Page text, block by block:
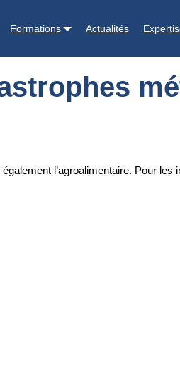
Formations Actualités
également l’agroalimentaire. Pour